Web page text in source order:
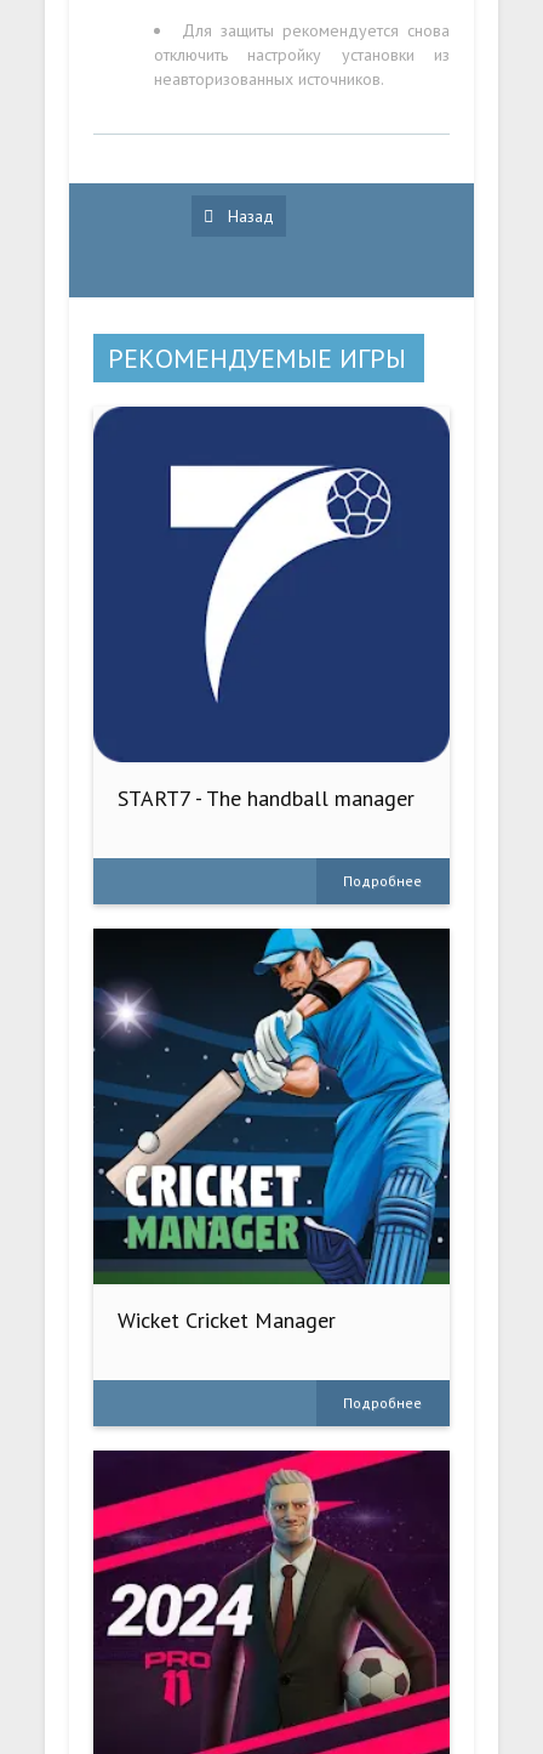
Для защиты рекомендуется снова
отключить настройку установки из
неавторизованных источников.
Назад
РЕКОМЕНДУЕМЫЕ ИГРЫ
START7 - The handball manager
Подробнее
Wicket Cricket Manager
Подробнее